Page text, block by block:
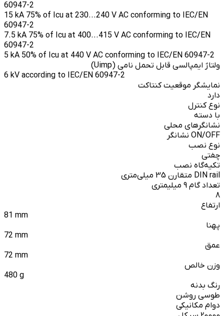
60947-2
15 kA 75% of Icu at 230...240 V AC conforming to IEC/EN
60947-2
7.5 kA 75% of Icu at 400...415 V AC conforming to IEC/EN
60947-2
5 kA 50% of Icu at 440 V AC conforming to IEC/EN 60947-2
ولتاژ ایمپالسی قابل تحمل نامی (Uimp)
6 kV according to IEC/EN 60947-2
نمایشگر موقعیت کنتاکت
دارد
نوع کنترل
با دسته
نشانگرهای محلی
ON/OFF نشانگر
نوع نصب
چفتی
تکیه‌گاه نصب
DIN rail متقارن 35 میلی‌متری
تعداد گام 9 میلیمتری
8
ارتفاع
81 mm
پهنا
72 mm
عمق
72 mm
وزن خالص
480 g
رنگ بدنه
طوسی روشن
دوام مکانیکی